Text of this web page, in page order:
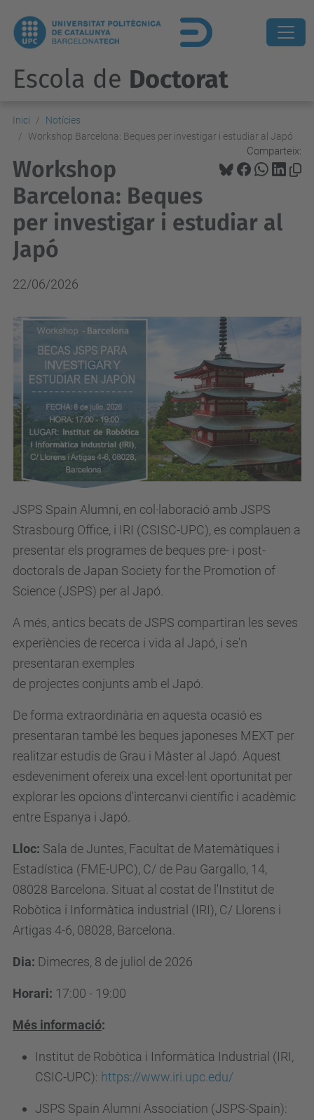
Escola de Doctorat
Inici
Notícies
Workshop Barcelona: Beques per investigar i estudiar al Japó
Comparteix:
Workshop
Barcelona: Beques
per investigar i estudiar al
Japó
22/06/2026
JSPS Spain Alumni, en col·laboració amb JSPS
Strasbourg Office, i IRI (CSISC-UPC), es complauen a
presentar els programes de beques pre- i post-
doctorals de Japan Society for the Promotion of
Science (JSPS) per al Japó.
A més, antics becats de JSPS compartiran les seves
experiències de recerca i vida al Japó, i se'n
presentaran exemples
de projectes conjunts amb el Japó.
De forma extraordinària en aquesta ocasió es
presentaran també les beques japoneses MEXT per
realitzar estudis de Grau i Màster al Japó. Aquest
esdeveniment ofereix una excel·lent oportunitat per
explorar les opcions d'intercanvi científic i acadèmic
entre Espanya i Japó.
Lloc: Sala de Juntes, Facultat de Matemàtiques i
Estadística (FME-UPC), C/ de Pau Gargallo, 14,
08028 Barcelona. Situat al costat de l'Institut de
Robòtica i Informàtica industrial (IRI), C/ Llorens i
Artigas 4-6, 08028, Barcelona.
Dia: Dimecres, 8 de juliol de 2026
Horari: 17:00 - 19:00
Més informació:
Institut de Robòtica i Informàtica Industrial (IRI,
CSIC-UPC): https://www.iri.upc.edu/
JSPS Spain Alumni Association (JSPS-Spain):